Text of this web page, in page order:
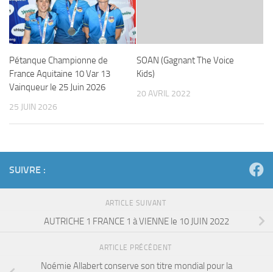
Pétanque Championne de
France Aquitaine 10 Var 13
Vainqueur le 25 Juin 2026
25 JUIN 2026
SOAN (Gagnant The Voice
Kids)
20 AVRIL 2022
SUIVRE :
ARTICLE SUIVANT
AUTRICHE 1 FRANCE 1 à VIENNE le 10 JUIN 2022
ARTICLE PRÉCÉDENT
Noémie Allabert conserve son titre mondial pour la